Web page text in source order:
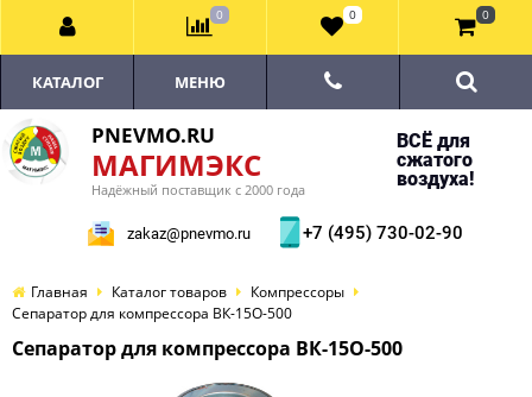
PNEVMO.RU
МАГИМЭКС
Надёжный поставщик с 2000 года
ВСЁ для
сжатого
воздуха!
zakaz@pnevmo.ru +7 (495) 730-02-90
КАТАЛОГ МЕНЮ
Главная Каталог товаров
Компрессоры
Сепаратор для компрессора ВК-15О-500
Сепаратор для компрессора ВК-15О-500
0 0 0